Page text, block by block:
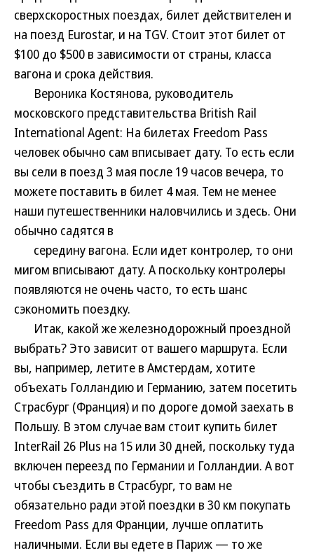
сверхскоростных поездах, билет действителен и
на поезд Eurostar, и на TGV. Стоит этот билет от
$100 до $500 в зависимости от страны, класса
вагона и срока действия.
Вероника Костянова, руководитель
московского представительства British Rail
International Agent: На билетах Freedom Pass
человек обычно сам вписывает дату. То есть если
вы сели в поезд 3 мая после 19 часов вечера, то
можете поставить в билет 4 мая. Тем не менее
наши путешественники наловчились и здесь. Они
обычно садятся в
середину вагона. Если идет контролер, то они
мигом вписывают дату. А поскольку контролеры
появляются не очень часто, то есть шанс
сэкономить поездку.
Итак, какой же железнодорожный проездной
выбрать? Это зависит от вашего маршрута. Если
вы, например, летите в Амстердам, хотите
объехать Голландию и Германию, затем посетить
Страсбург (Франция) и по дороге домой заехать в
Польшу. В этом случае вам стоит купить билет
InterRail 26 Plus на 15 или 30 дней, поскольку туда
включен переезд по Германии и Голландии. А вот
чтобы съездить в Страсбург, то вам не
обязательно ради этой поездки в 30 км покупать
Freedom Pass для Франции, лучше оплатить
наличными. Если вы едете в Париж — то же